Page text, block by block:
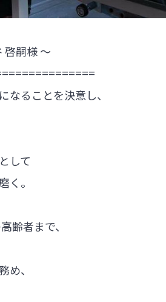
嗣様 ～
ることを決意し、
して
く。
齢者まで、
、